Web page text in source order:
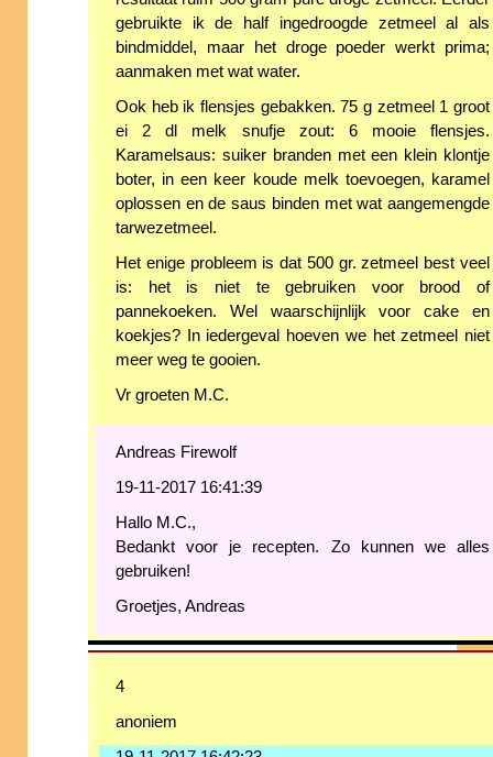
gebruikte ik de half ingedroogde zetmeel al als
bindmiddel, maar het droge poeder werkt prima;
aanmaken met wat water.
Ook heb ik flensjes gebakken. 75 g zetmeel 1 groot
ei 2 dl melk snufje zout: 6 mooie flensjes.
Karamelsaus: suiker branden met een klein klontje
boter, in een keer koude melk toevoegen, karamel
oplossen en de saus binden met wat aangemengde
tarwezetmeel.
Het enige probleem is dat 500 gr. zetmeel best veel
is: het is niet te gebruiken voor brood of
pannekoeken. Wel waarschijnlijk voor cake en
koekjes? In iedergeval hoeven we het zetmeel niet
meer weg te gooien.
Vr groeten M.C.
Andreas Firewolf
19-11-2017 16:41:39
Hallo M.C.,
Bedankt voor je recepten. Zo kunnen we alles
gebruiken!
Groetjes, Andreas
4
anoniem